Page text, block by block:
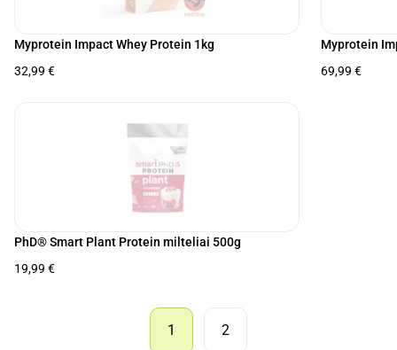
Myprotein Impact Whey Protein 1kg
32,99 €
Myprotein
69,99 €
PhD® Smart Plant Protein milteliai 500g
19,99 €
1 2